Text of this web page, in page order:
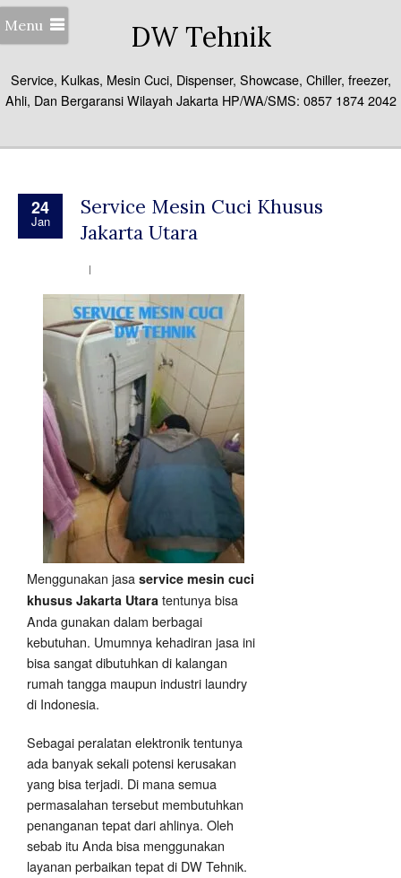
Menu DW Tehnik
Service, Kulkas, Mesin Cuci, Dispenser, Showcase, Chiller, freezer,
Ahli, Dan Bergaransi Wilayah Jakarta HP/WA/SMS: 0857 1874 2042
24
Jan
Service Mesin Cuci Khusus
Jakarta Utara
Menggunakan jasa service mesin cuci
khusus Jakarta Utara tentunya bisa
Anda gunakan dalam berbagai
kebutuhan. Umumnya kehadiran jasa ini
bisa sangat dibutuhkan di kalangan
rumah tangga maupun industri laundry
di Indonesia.
Sebagai peralatan elektronik tentunya
ada banyak sekali potensi kerusakan
yang bisa terjadi. Di mana semua
permasalahan tersebut membutuhkan
penanganan tepat dari ahlinya. Oleh
sebab itu Anda bisa menggunakan
layanan perbaikan tepat di DW Tehnik.